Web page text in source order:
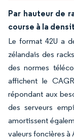
Par hauteur de
course à la
Le format 42U a
zélandais des
des normes
affichent le
répondant aux
des serveurs
amortissent
valeurs foncières à